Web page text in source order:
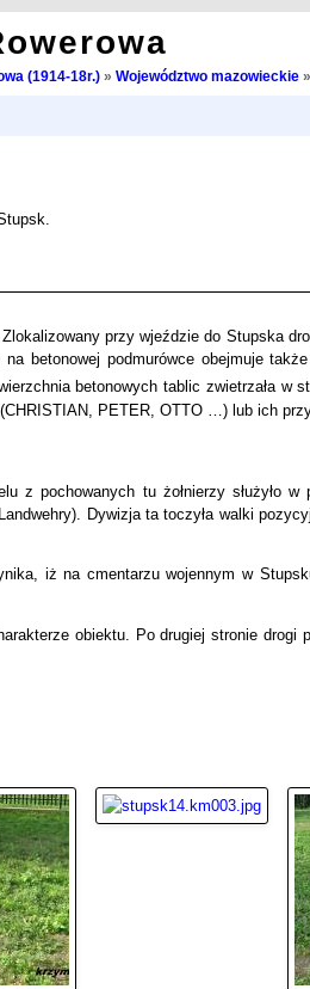
(1914-18r.)» Województwo mazowieckie»
przy wjeździe do Stupska
betonowej podmurówce obejmuje
betonowych tablic zwietrzała w
PETER, OTTO …) lub ich
z pochowanych tu żołnierzy służyło
Dywizja ta toczyła walki
iż na cmentarzu wojennym w
obiektu. Po drugiej stronie drogi